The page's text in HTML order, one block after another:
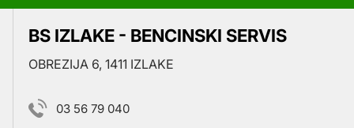
BS IZLAKE - BENCINSKI SERVIS
OBREZIJA 6, 1411 IZLAKE
03 56 79 040